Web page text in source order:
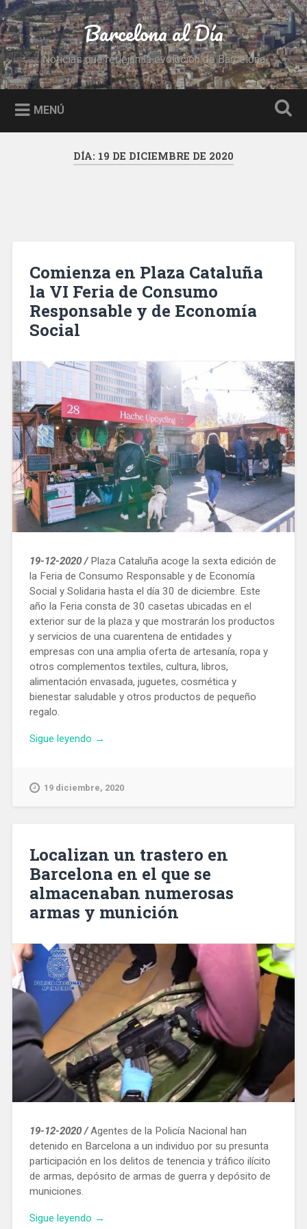
Saltar
al
contenido
Buscar Barcelona al Día
Noticias que reflejan la evolución de Barcelona
MENÚ
DÍA: 19 DE DICIEMBRE DE 2020
Comienza en Plaza Cataluña
la VI Feria de Consumo
Responsable y de Economía
Social
19-12-2020 /Plaza Cataluña acoge la sexta edición de
la Feria de Consumo Responsable y de Economía
Social y Solidaria hasta el día 30 de diciembre. Este
año la Feria consta de 30 casetas ubicadas en el
exterior sur de la plaza y que mostrarán los productos
y servicios de una cuarentena de entidades y
empresas con una amplia oferta de artesanía, ropa y
otros complementos textiles, cultura, libros,
alimentación envasada, juguetes, cosmética y
bienestar saludable y otros productos de pequeño
regalo.
Sigue leyendo «Comienza
Cataluña
Consumo
Responsable
y
Economía
→
19 diciembre, 2020
Localizan un trastero en
Barcelona en el que se
almacenaban numerosas
armas y munición
19-12-2020 / Agentes de la Policía Nacional han
detenido en Barcelona a un individuo por su presunta
participación en los delitos de tenencia y tráfico ilícito
de armas, depósito de armas de guerra y depósito de
municiones.
Sigue leyendo «Localizan
→